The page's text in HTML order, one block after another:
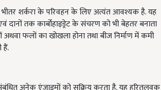
शर्करा के परिवहन के लिए अत्यंत आवश्यक है. यह
दानों तक कार्बोहाइड्रेट के संचरण को भी बेहतर बनाता
फलों का खोखला होना तथा बीज निर्माण में कमी
हैं.